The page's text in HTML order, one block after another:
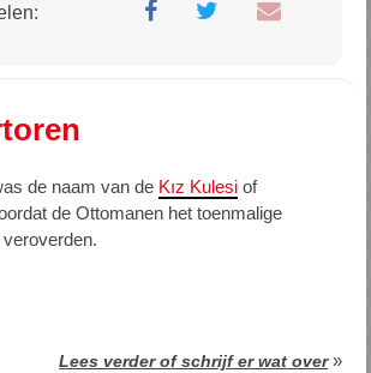
de naam van de Kız Kulesi of
de Ottomanen het toenmalige
Lees verder of schrijf er wat over»